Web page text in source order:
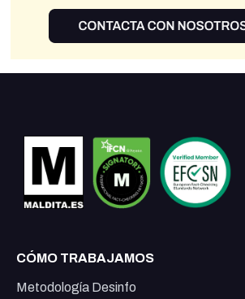
CÓMO TRABAJAMOS
Metodología Desinfo